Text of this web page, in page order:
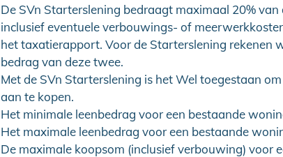
De SVn Starterslening bedraagt maximaal 20% van
inclusief eventuele verbouwings- of
het taxatierapport. Voor de Starterslening rekenen
bedrag van deze twee.
Met de SVn Starterslening is het Wel toegestaan
aan te kopen.
Het minimale leenbedrag voor een bestaande
Het maximale leenbedrag voor een bestaande
De maximale koopsom (inclusief verbouwing) voor